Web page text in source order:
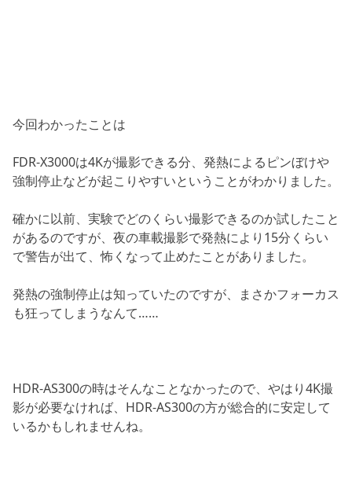
今回わかったことは
FDR-X3000は4Kが撮影できる分、発熱によるピンぼけや
強制停止などが起こりやすいということがわかりました。
確かに以前、実験でどのくらい撮影できるのか試したこと
があるのですが、夜の車載撮影で発熱により15分くらい
で警告が出て、怖くなって止めたことがありました。
発熱の強制停止は知っていたのですが、まさかフォーカス
も狂ってしまうなんて……
HDR-AS300の時はそんなことなかったので、やはり4K撮
影が必要なければ、HDR-AS300の方が総合的に安定して
いるかもしれませんね。